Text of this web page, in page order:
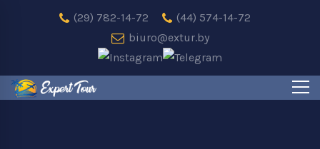
(29) 782-14-72
(44) 574-14-72
biuro@extur.by